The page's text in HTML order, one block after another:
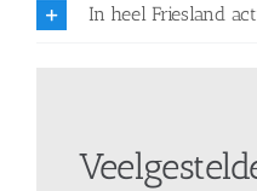
In heel Friesland